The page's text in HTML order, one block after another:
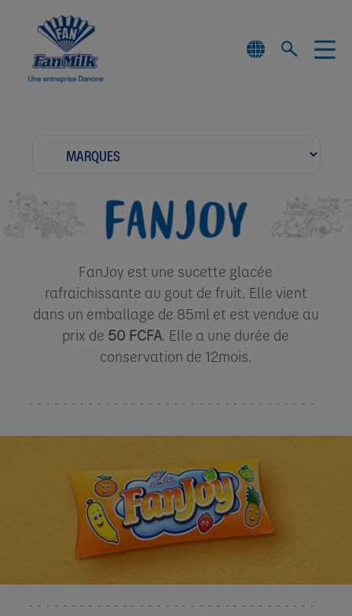
FanJoy est une sucette glacée
rafraichissante au gout de fruit. Elle vient
dans un emballage de 85ml et est vendue au
prix de 50 FCFA. Elle a une durée de
conservation de 12mois.